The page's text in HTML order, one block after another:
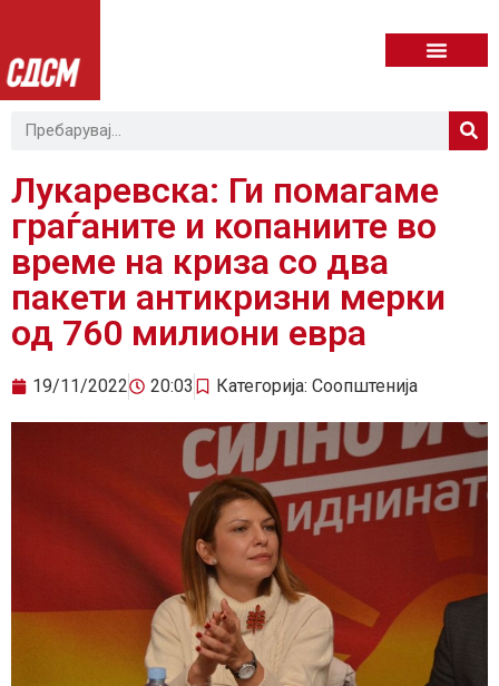
Лукаревска: Ги помагаме
граѓаните и копаниите во
време на криза со два
пакети антикризни мерки
од 760 милиони евра
19/11/2022 20:03 Категорија: Соопштенија